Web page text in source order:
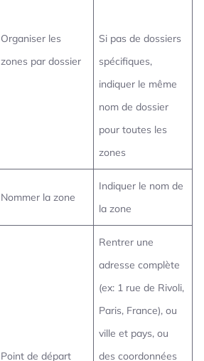
Organiser les
zones par dossier
Si pas de dossiers
spécifiques,
indiquer le même
nom de dossier
pour toutes les
zones
Nommer la zone
Indiquer le nom de
la zone
Point de départ
Rentrer une
adresse complète
(ex: 1 rue de Rivoli,
Paris, France), ou
ville et pays, ou
des coordonnées